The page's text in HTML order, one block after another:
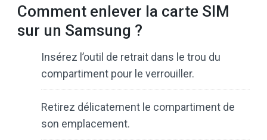
Comment enlever la carte SIM
sur un Samsung ?
Insérez l’outil de retrait dans le trou du
compartiment pour le verrouiller.
Retirez délicatement le compartiment de
son emplacement.